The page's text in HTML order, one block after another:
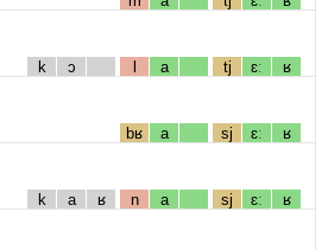
k ɔ l a tj ɛː ʁ
bʁ a sj ɛː ʁ
k a ʁ n a sj ɛː ʁ